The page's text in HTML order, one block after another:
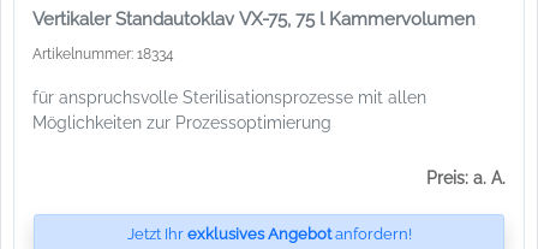
Vertikaler Standautoklav VX-75, 75 l Kammervolumen
Artikelnummer: 18334
für anspruchsvolle Sterilisationsprozesse mit allen
Möglichkeiten zur Prozessoptimierung
Preis: a. A.
Jetzt Ihr exklusives Angebotanfordern!